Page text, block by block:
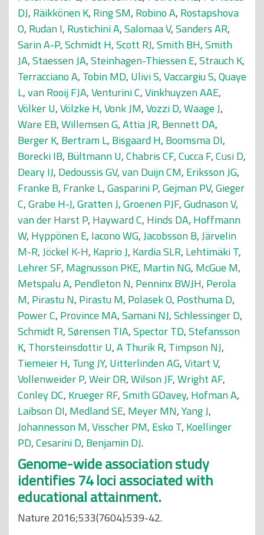
DJ, Räikkönen K, Ring SM, Robino A, Rostapshova
O, Rudan I, Rustichini A,Salomaa V,Sanders AR,
Sarin A-P,Schmidt H,Scott RJ,Smith BH,Smith
JA,Staessen JA,Steinhagen-Thiessen E,Strauch K,
Terracciano A, Tobin MD, Ulivi S,Vaccargiu S,Quaye
L,van Rooij FJA,Venturini C,Vinkhuyzen AAE,
Völker U,Völzke H,Vonk JM,Vozzi D,Waage J,
Ware EB,Willemsen G,Attia JR, Bennett DA,
Berger K, Bertram L, Bisgaard H, Boomsma DI,
Borecki IB, Bültmann U,Chabris CF,Cucca F,Cusi D,
Deary IJ, Dedoussis GV,van Duijn CM, Eriksson JG,
Franke B, Franke L,Gasparini P,Gejman PV,Gieger
C,Grabe H-J,Gratten J,Groenen PJF,Gudnason V,
van der Harst P, Hayward C, Hinds DA, Hoffmann
W, Hyppönen E, Iacono WG,Jacobsson B,Järvelin
M-R,Jöckel K-H, Kaprio J, Kardia SLR, Lehtimäki T,
Lehrer SF, Magnusson PKE, Martin NG, McGue M,
Metspalu A, Pendleton N, Penninx BWJH, Perola
M, Pirastu N, Pirastu M, Polasek O, Posthuma D,
Power C, Province MA,Samani NJ,Schlessinger D,
Schmidt R,Sørensen TIA,Spector TD,Stefansson
K, Thorsteinsdottir U,A Thurik R, Timpson NJ,
Tiemeier H, Tung JY, Uitterlinden AG,Vitart V,
Vollenweider P,Weir DR,Wilson JF,Wright AF,
Conley DC, Krueger RF,Smith GDavey, Hofman A,
Laibson DI, Medland SE, Meyer MN,Yang J,
Johannesson M,Visscher PM, Esko T, Koellinger
PD,Cesarini D, Benjamin DJ.
Genome-wide association study
identifies 74 loci associated with
educational attainment.
Nature 2016;533(7604):539-42.